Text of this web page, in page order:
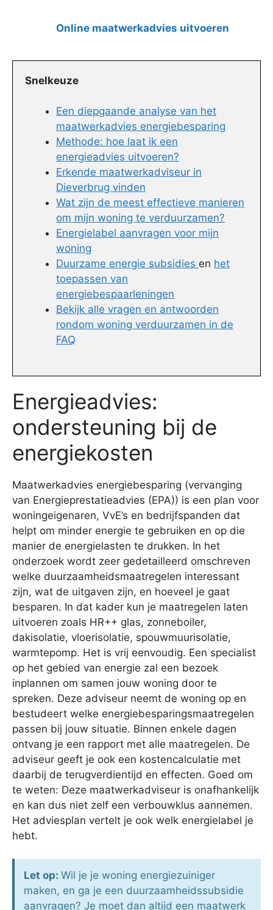
Online maatwerkadvies uitvoeren
Snelkeuze
Een diepgaande analyse van het
maatwerkadvies energiebesparing
Methode: hoe laat ik een
energieadvies uitvoeren?
Erkende maatwerkadviseur in
Dieverbrug vinden
Wat zijn de meest effectieve manieren
om mijn woning te verduurzamen?
Energielabel aanvragen voor mijn
woning
Duurzame energie subsidies en het
toepassen van
energiebespaarleningen
Bekijk alle vragen en antwoorden
rondom woning verduurzamen in de
FAQ
Energieadvies:
ondersteuning bij de
energiekosten
Maatwerkadvies energiebesparing (vervanging
van Energieprestatieadvies (EPA)) is een plan voor
woningeigenaren, VvE’s en bedrijfspanden dat
helpt om minder energie te gebruiken en op die
manier de energielasten te drukken. In het
onderzoek wordt zeer gedetailleerd omschreven
welke duurzaamheidsmaatregelen interessant
zijn, wat de uitgaven zijn, en hoeveel je gaat
besparen. In dat kader kun je maatregelen laten
uitvoeren zoals HR++ glas, zonneboiler,
dakisolatie, vloerisolatie, spouwmuurisolatie,
warmtepomp. Het is vrij eenvoudig. Een specialist
op het gebied van energie zal een bezoek
inplannen om samen jouw woning door te
spreken. Deze adviseur neemt de woning op en
bestudeert welke energiebesparingsmaatregelen
passen bij jouw situatie. Binnen enkele dagen
ontvang je een rapport met alle maatregelen. De
adviseur geeft je ook een kostencalculatie met
daarbij de terugverdientijd en effecten. Goed om
te weten: Deze maatwerkadviseur is onafhankelijk
en kan dus niet zelf een verbouwklus aannemen.
Het adviesplan vertelt je ook welk energielabel je
hebt.
Let op: Wil je je woning energiezuiniger
maken, en ga je een duurzaamheidssubsidie
aanvragen? Je moet dan altijd een maatwerk